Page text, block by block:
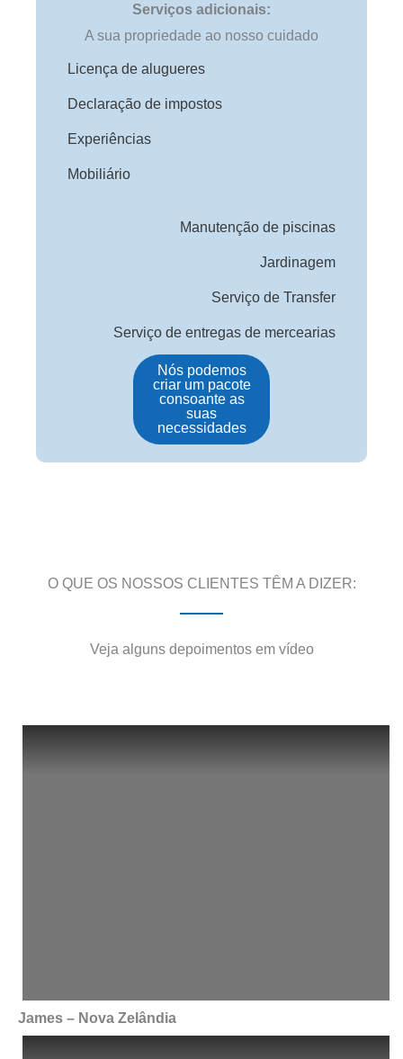
Serviços adicionais:
A sua propriedade ao nosso cuidado
Licença de alugueres
Declaração de impostos
Experiências
Mobiliário
Manutenção de piscinas
Jardinagem
Serviço de Transfer
Serviço de entregas de mercearias
Nós podemos
criar um pacote
consoante as
suas
necessidades
O QUE OS NOSSOS CLIENTES TÊM A DIZER:
Veja alguns depoimentos em vídeo
James – Nova Zelândia